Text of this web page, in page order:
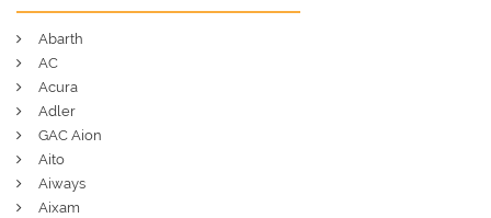
Abarth
AC
Acura
Adler
GAC Aion
Aito
Aiways
Aixam